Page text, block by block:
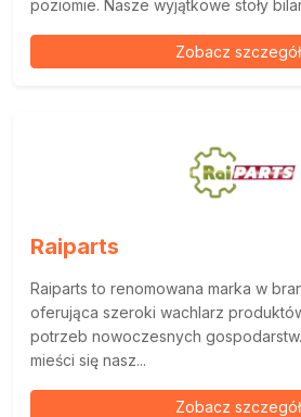
poziomie. Nasze wyjątkowe stoły
Zobacz
Raiparts
Raiparts to renomowana marka w
oferująca szeroki wachlarz
potrzeb nowoczesnych
mieści się nasz...
Zobacz